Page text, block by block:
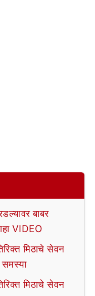
बाबर
VIDEO
मिठाचे सेवन
समस्या
मिठाचे सेवन